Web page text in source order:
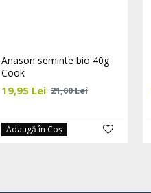
Anason seminte bio 40g
Cook
19,95 Lei 21,00 Lei
Adaugă în Coş